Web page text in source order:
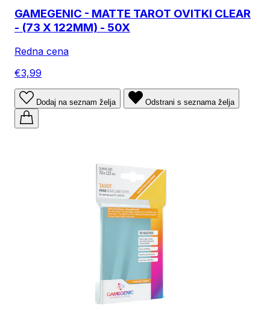
GAMEGENIC - MATTE TAROT OVITKI CLEAR
- (73 X 122MM) - 50X
Redna cena
€3,99
Dodaj na seznam želja Odstrani s seznama želja